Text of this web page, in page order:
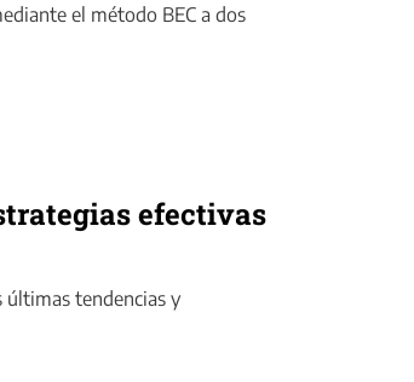
el método BEC a dos
efectivas
tendencias y